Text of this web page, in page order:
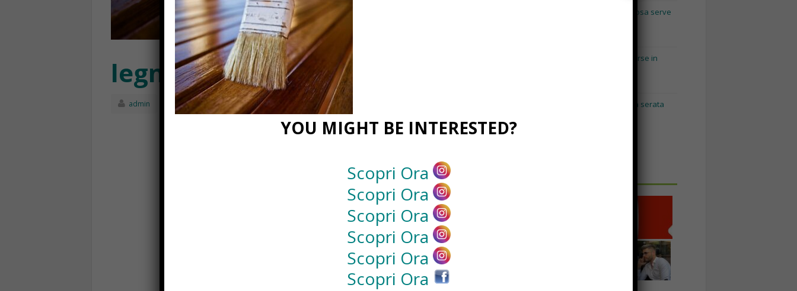
legno impermeabile
admin Agosto 26th, 2022 0 Comments
Recinto per cani fai da te, cosa serve
Consigli utili per pulire le borse in
Napoli by Night: dai pub alla serata
YOU MIGHT BE INTERESTED?
Scopri Ora
Scopri Ora
Scopri Ora
Scopri Ora
Scopri Ora
Scopri Ora